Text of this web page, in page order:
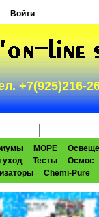
Войти
+7(925)216-
МОРЕ
уход Тесты
Осмос
Chemi-Pure